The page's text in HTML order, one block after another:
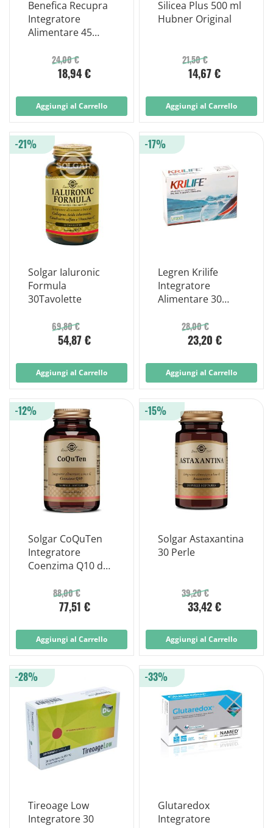
Benefica Recupra
Integratore
Alimentare 45
24,00 €
18,94 €
Aggiungi al Carrello
Silicea Plus 500 ml
Hubner Original
21,50 €
14,67 €
Aggiungi al Carrello
Solgar Ialuronic
Formula
30Tavolette
69,80 €
54,87 €
-21%
Aggiungi al Carrello
Legren Krilife
Integratore
Alimentare 30
28,00 €
23,20 €
-17%
Aggiungi al Carrello
Solgar CoQuTen
Integratore
Coenzima Q10 da
88,00 €
77,51 €
-12%
Aggiungi al Carrello
Solgar Astaxantina
30 Perle
39,20 €
33,42 €
-15%
Aggiungi al Carrello
Tireoage Low
Integratore 30
-28%
Glutaredox
Integratore
-33%